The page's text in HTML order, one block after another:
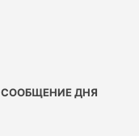
СООБЩЕНИЕ ДНЯ